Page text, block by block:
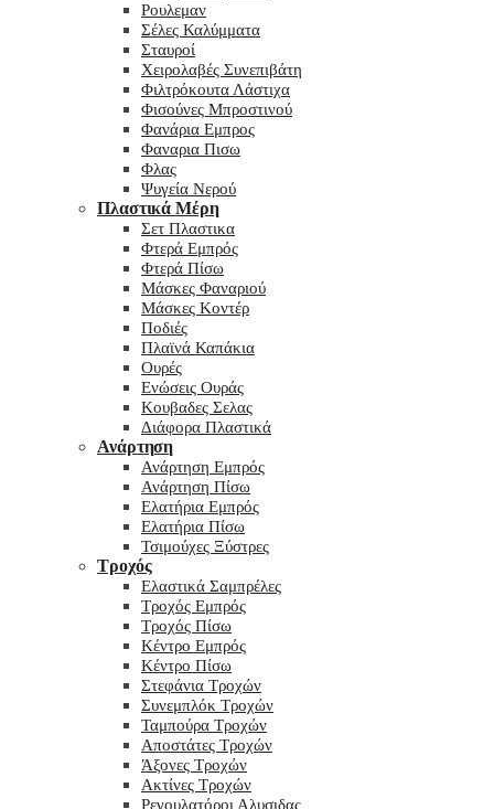
Ρουλεμαν
Σέλες Καλύμματα
Σταυροί
Χειρολαβές Συνεπιβάτη
Φιλτρόκουτα Λάστιχα
Φισούνες Μπροστινού
Φανάρια Εμπρος
Φαναρια Πισω
Φλας
Ψυγεία Νερού
Πλαστικά Μέρη
Σετ Πλαστικα
Φτερά Εμπρός
Φτερά Πίσω
Μάσκες Φαναριού
Μάσκες Κοντέρ
Ποδιές
Πλαϊνά Καπάκια
Ουρές
Ενώσεις Ουράς
Κουβαδες Σελας
Διάφορα Πλαστικά
Ανάρτηση
Ανάρτηση Εμπρός
Ανάρτηση Πίσω
Ελατήρια Εμπρός
Ελατήρια Πίσω
Τσιμούχες Ξύστρες
Τροχός
Ελαστικά Σαμπρέλες
Τροχός Εμπρός
Τροχός Πίσω
Κέντρο Εμπρός
Κέντρο Πίσω
Στεφάνια Τροχών
Συνεμπλόκ Τροχών
Ταμπούρα Τροχών
Αποστάτες Τροχών
Άξονες Τροχών
Ακτίνες Τροχών
Ρεγουλατόροι Αλυσιδας